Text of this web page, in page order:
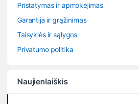
Pristatymas ir apmokėjimas
Garantija ir grąžinimas
Taisyklės ir sąlygos
Privatumo politika
Naujienlaiškis